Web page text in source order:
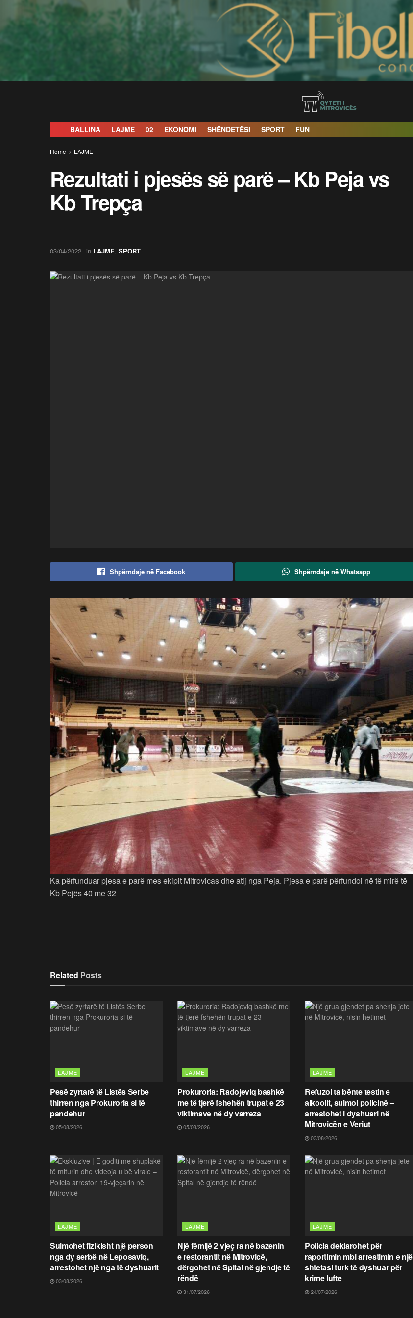
BALLINA LAJME 02 EKONOMI SHËNDETËSI SPORT FUN
Home LAJME
Rezultati i pjesës së parë – Kb Peja vs
Kb Trepça
03/04/2022 in LAJME, SPORT
Shpërndaje në Facebook Shpërndaje në Whatsapp
Ka përfunduar pjesa e parë mes ekipit Mitrovicas dhe atij nga Peja. Pjesa e parë përfundoi në të mirë të
Kb Pejës 40 me 32
Related Posts
LAJME
Pesë zyrtarë të Listës Serbe
thirren nga Prokuroria si të
pandehur
05/08/2026
LAJME
Prokuroria: Radojeviq bashkë
me të tjerë fshehën trupat e 23
viktimave në dy varreza
05/08/2026
LAJME
Refuzoi ta bënte testin e
alkoolit, sulmoi policinë –
arrestohet i dyshuari në
Mitrovicën e Veriut
03/08/2026
LAJME
Sulmohet fizikisht një person
nga dy serbë në Leposaviq,
arrestohet një nga të dyshuarit
03/08/2026
LAJME
Një fëmijë 2 vjeç ra në bazenin
e restorantit në Mitrovicë,
dërgohet në Spital në gjendje të
rëndë
31/07/2026
LAJME
Policia deklarohet për
raportimin mbi arrestimin e një
shtetasi turk të dyshuar për
krime lufte
24/07/2026